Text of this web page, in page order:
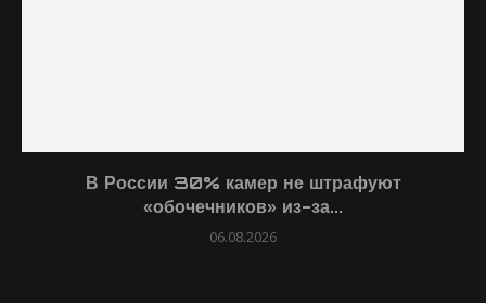
В России 30% камер не штрафуют
«обочечников» из-за...
06.08.2026